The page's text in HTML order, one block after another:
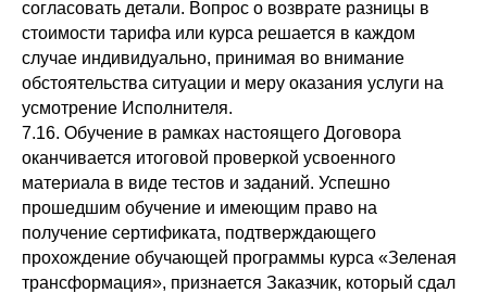
согласовать детали. Вопрос о возврате разницы в
стоимости тарифа или курса решается в каждом
случае индивидуально, принимая во внимание
обстоятельства ситуации и меру оказания услуги на
усмотрение Исполнителя.
7.16. Обучение в рамках настоящего Договора
оканчивается итоговой проверкой усвоенного
материала в виде тестов и заданий. Успешно
прошедшим обучение и имеющим право на
получение сертификата, подтверждающего
прохождение обучающей программы курса «Зеленая
трансформация», признается Заказчик, который сдал